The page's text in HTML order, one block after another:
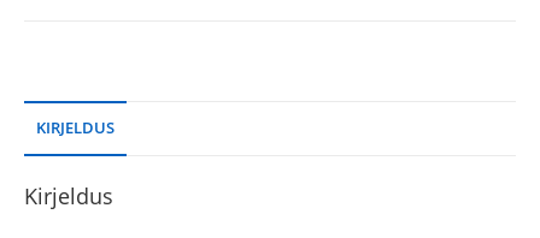
KIRJELDUS
Kirjeldus